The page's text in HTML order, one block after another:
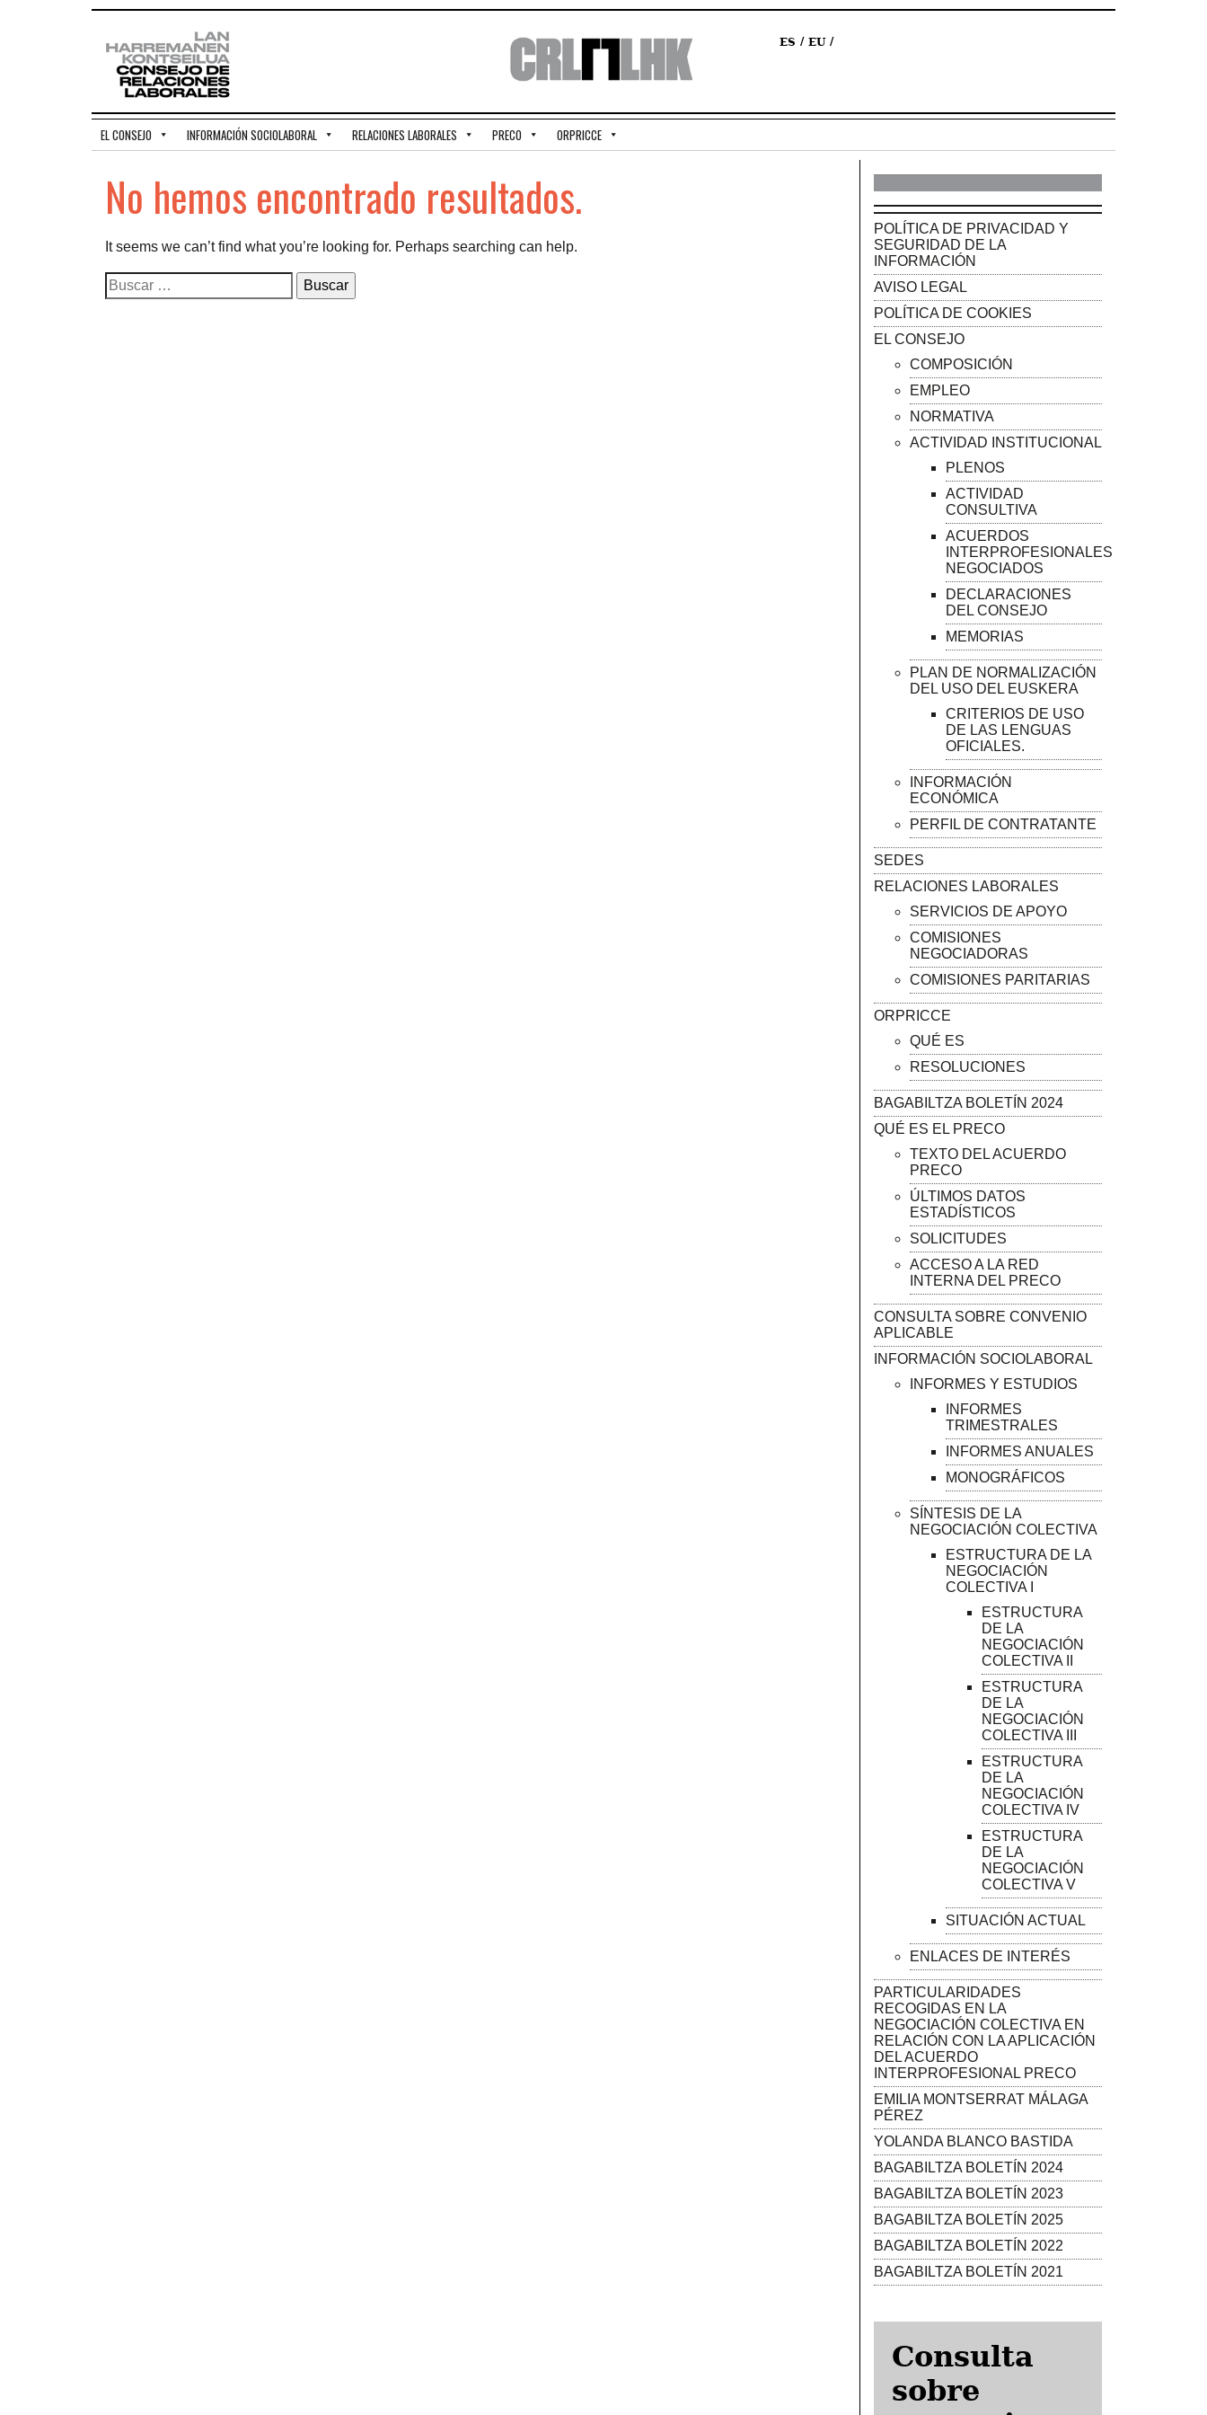
ES EU
EL CONSEJO INFORMACIÓN SOCIOLABORAL RELACIONES LABORALES PRECO ORPRICCE
No hemos encontrado resultados.
It seems we can’t find what you’re looking for. Perhaps searching can help.
Buscar:
POLÍTICA DE PRIVACIDAD Y
SEGURIDAD DE LA
INFORMACIÓN
AVISO LEGAL
POLÍTICA DE COOKIES
EL CONSEJO
COMPOSICIÓN
EMPLEO
NORMATIVA
ACTIVIDAD INSTITUCIONAL
PLENOS
ACTIVIDAD
CONSULTIVA
ACUERDOS
INTERPROFESIONALES
NEGOCIADOS
DECLARACIONES
DEL CONSEJO
MEMORIAS
PLAN DE NORMALIZACIÓN
DEL USO DEL EUSKERA
CRITERIOS DE USO
DE LAS LENGUAS
OFICIALES.
INFORMACIÓN
ECONÓMICA
PERFIL DE CONTRATANTE
SEDES
RELACIONES LABORALES
SERVICIOS DE APOYO
COMISIONES
NEGOCIADORAS
COMISIONES PARITARIAS
ORPRICCE
QUÉ ES
RESOLUCIONES
BAGABILTZA BOLETÍN 2024
QUÉ ES EL PRECO
TEXTO DEL ACUERDO
PRECO
ÚLTIMOS DATOS
ESTADÍSTICOS
SOLICITUDES
ACCESO A LA RED
INTERNA DEL PRECO
CONSULTA SOBRE CONVENIO
APLICABLE
INFORMACIÓN SOCIOLABORAL
INFORMES Y ESTUDIOS
INFORMES
TRIMESTRALES
INFORMES ANUALES
MONOGRÁFICOS
SÍNTESIS DE LA
NEGOCIACIÓN COLECTIVA
ESTRUCTURA DE LA
NEGOCIACIÓN
COLECTIVA I
ESTRUCTURA
DE LA
NEGOCIACIÓN
COLECTIVA II
ESTRUCTURA
DE LA
NEGOCIACIÓN
COLECTIVA III
ESTRUCTURA
DE LA
NEGOCIACIÓN
COLECTIVA IV
ESTRUCTURA
DE LA
NEGOCIACIÓN
COLECTIVA V
SITUACIÓN ACTUAL
ENLACES DE INTERÉS
PARTICULARIDADES
RECOGIDAS EN LA
NEGOCIACIÓN COLECTIVA EN
RELACIÓN CON LA APLICACIÓN
DEL ACUERDO
INTERPROFESIONAL PRECO
EMILIA MONTSERRAT MÁLAGA
PÉREZ
YOLANDA BLANCO BASTIDA
BAGABILTZA BOLETÍN 2024
BAGABILTZA BOLETÍN 2023
BAGABILTZA BOLETÍN 2025
BAGABILTZA BOLETÍN 2022
BAGABILTZA BOLETÍN 2021
Consulta
sobre